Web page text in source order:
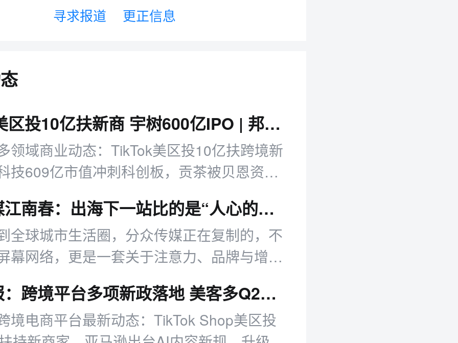
寻求报道
更正信息
TikTok美区投10亿扶新商 宇树600亿IPO | 邦小白日报
领域商业动态：TikTok美区投10亿扶跨境新
技609亿市值冲刺科创板，贡茶被贝恩资本
分众传媒江南春：出海下一站比的是“人心的算法”
全球城市生活圈，分众传媒正在复制的，不
幕网络，更是一套关于注意力、品牌与增长
跨境日报：跨境平台多项新政落地 美客多Q2营收同比增50%
境电商平台最新动态：TikTok Shop美区投